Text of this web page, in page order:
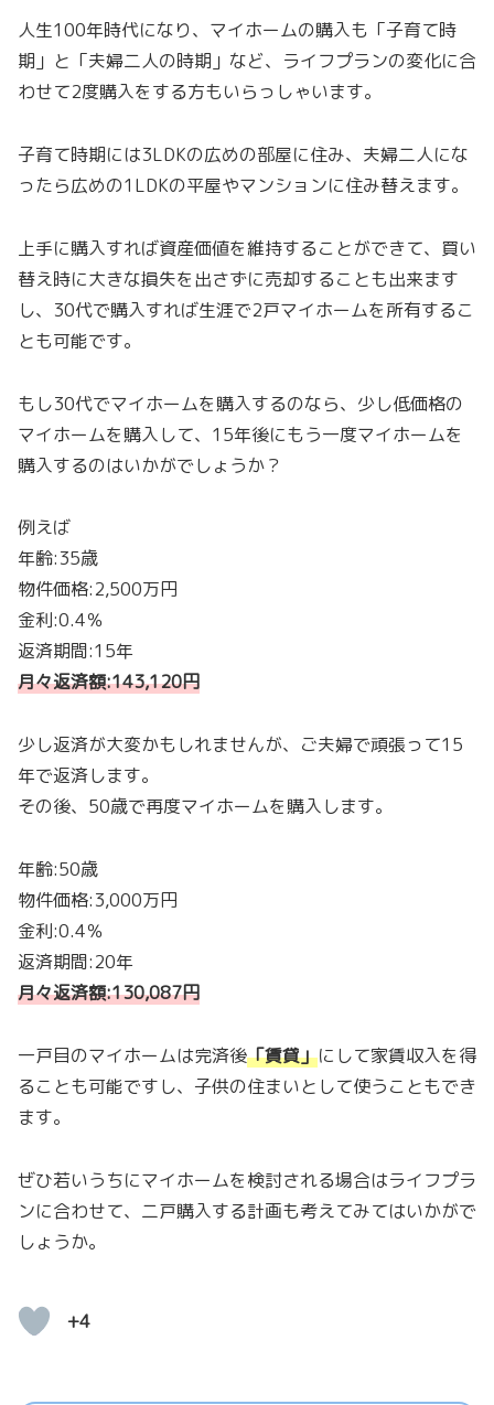
人生100年時代になり、マイホームの購入も「子育て時
期」と「夫婦二人の時期」など、ライフプランの変化に合
わせて2度購入をする方もいらっしゃいます。
子育て時期には3LDKの広めの部屋に住み、夫婦二人にな
ったら広めの1LDKの平屋やマンションに住み替えます。
上手に購入すれば資産価値を維持することができて、買い
替え時に大きな損失を出さずに売却することも出来ます
し、30代で購入すれば生涯で2戸マイホームを所有するこ
とも可能です。
もし30代でマイホームを購入するのなら、少し低価格の
マイホームを購入して、15年後にもう一度マイホームを
購入するのはいかがでしょうか？
例えば
年齢:35歳
物件価格:2,500万円
金利:0.4％
返済期間:15年
月々返済額:143,120円
少し返済が大変かもしれませんが、ご夫婦で頑張って15
年で返済します。
その後、50歳で再度マイホームを購入します。
年齢:50歳
物件価格:3,000万円
金利:0.4％
返済期間:20年
月々返済額:130,087円
一戸目のマイホームは完済後「賃貸」にして家賃収入を得
ることも可能ですし、子供の住まいとして使うこともでき
ます。
ぜひ若いうちにマイホームを検討される場合はライフプラ
ンに合わせて、二戸購入する計画も考えてみてはいかがで
しょうか。
+4